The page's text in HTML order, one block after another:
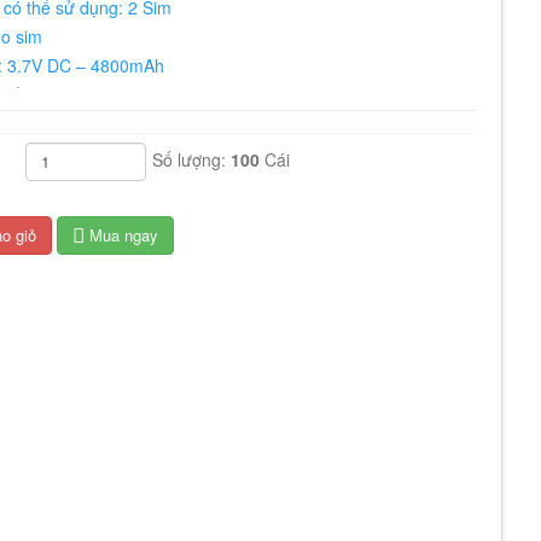
thể sử dụng: 2 Sim
sim
3.7V DC – 4800mAh
Pin: 120h
x rộng x cao): 85 x 53 x 34mm
Số lượng: 100 Cái
giỏ Mua ngay